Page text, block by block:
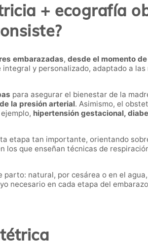
+ ecografía
embarazadas, desde el momento
y personalizado, adaptado a las
para asegurar el bienestar de la
la presión arterial. Asimismo, el
hipertensión gestacional,
etapa tan importante, orientando
los que enseñan técnicas de
natural, por cesárea o en el
necesario en cada etapa del